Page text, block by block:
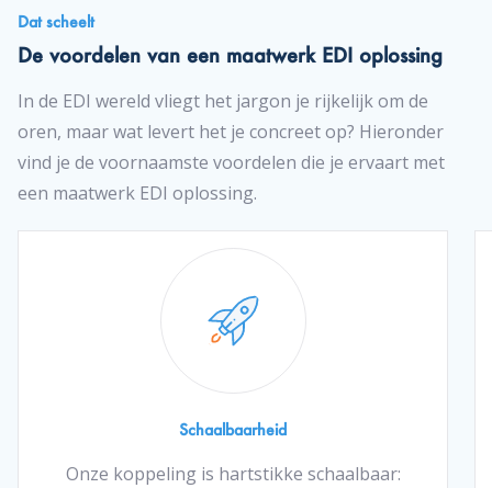
Dat scheelt
De voordelen van een maatwerk EDI oplossing
In de EDI wereld vliegt het jargon je rijkelijk om de
oren, maar wat levert het je concreet op? Hieronder
vind je de voornaamste voordelen die je ervaart met
een maatwerk EDI oplossing.
Schaalbaarheid
Onze koppeling is hartstikke schaalbaar: